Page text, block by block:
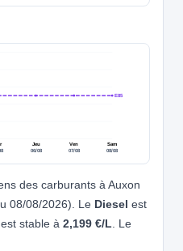
Jeu
06/08
Ven
07/08
Sam
08/08
E85
des carburants à Auxon
08/08/2026). Le Diesel est
est stable à 2,199 €/L. Le